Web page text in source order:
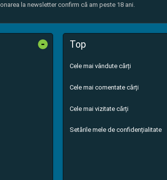
la newsletter confirm că am peste 18 ani.
- Top
Cele mai vândute cărți
Cele mai comentate cărți
Cele mai vizitate cărți
Setările mele de confidențialitate